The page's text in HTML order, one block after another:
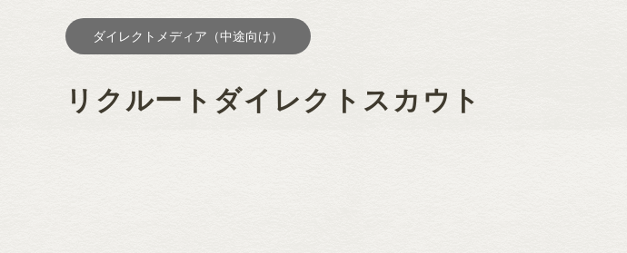
ダイレクトメディア（中途向け）
リクルートダイレクトスカウト